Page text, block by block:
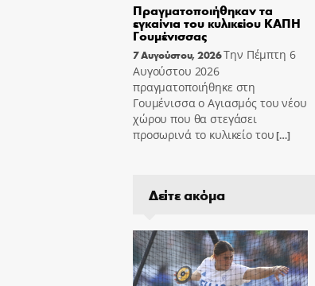
Πραγματοποιήθηκαν τα
εγκαίνια του κυλικείου ΚΑΠΗ
Γουμένισσας
7 Αυγούστου, 2026Την Πέμπτη 6
Αυγούστου 2026
πραγματοποιήθηκε στη
Γουμένισσα ο Αγιασμός του νέου
χώρου που θα στεγάσει
προσωρινά το κυλικείο του[…]
Δείτε ακόμα